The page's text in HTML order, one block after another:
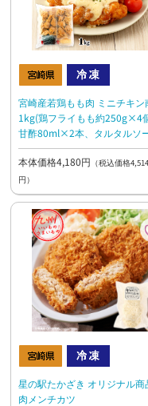
宮崎産若鶏もも肉 ミニチキン
1kg(鶏フライもも約250g×4個
甘酢80ml×2本、タルタルソ
80g×2本）
本体価格4,180円 （税込価格
円）
星の駅たかざき オリジナル商
肉メンチカツ